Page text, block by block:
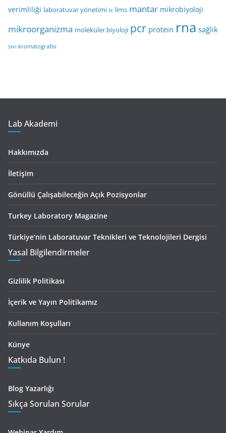
verimliliği laboratuvar yönetimi lc lims mantar mikrobiyoloji
mikroorganizma moleküler biyoloji pcr protein rna sağlık
sıvı kromatografisi
Lab Akademi
Hakkımızda
İletişim
Gönüllü Çalışabileceğin Açık Pozisyonlar
Turkey Laboratory Magazine
Türkiye’nin Laboratuvar Teknikleri ve Teknolojileri Dergisi
Yasal Bilgilendirmeler
Gizlilik Politikası
İçerik ve Yayın Politikamız
Kullanım Koşulları
Künye
Katkıda Bulun !
Blog Yazarlığı
Sıkça Sorulan Sorular